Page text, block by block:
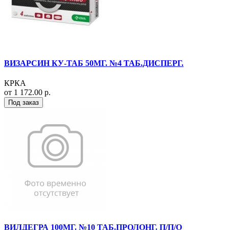
ВИЗАРСИН КУ-ТАБ 50МГ. №4 ТАБ.ДИСПЕРГ.
КРКА
от 1 172.00 р.
Под заказ
ВИЛДЕГРА 100МГ. №10 ТАБ.ПРОЛОНГ. П/П/О